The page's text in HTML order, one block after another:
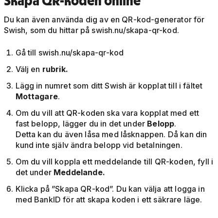
Du kan även använda dig av en QR-kod-generator för
Swish, som du hittar på swish.nu/skapa-qr-kod.
Gå till swish.nu/skapa-qr-kod
Välj en rubrik.
Lägg in numret som ditt Swish är kopplat till i fältet
Mottagare.
Om du vill att QR-koden ska vara kopplat med ett
fast belopp, lägger du in det under Belopp.
Detta kan du även låsa med låsknappen. Då kan din
kund inte själv ändra belopp vid betalningen.
Om du vill koppla ett meddelande till QR-koden, fyll i
det under Meddelande.
Klicka på ”Skapa QR-kod”. Du kan välja att logga in
med BankID för att skapa koden i ett säkrare läge.